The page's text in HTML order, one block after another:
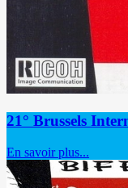
21° Brussels
En savoir plus...